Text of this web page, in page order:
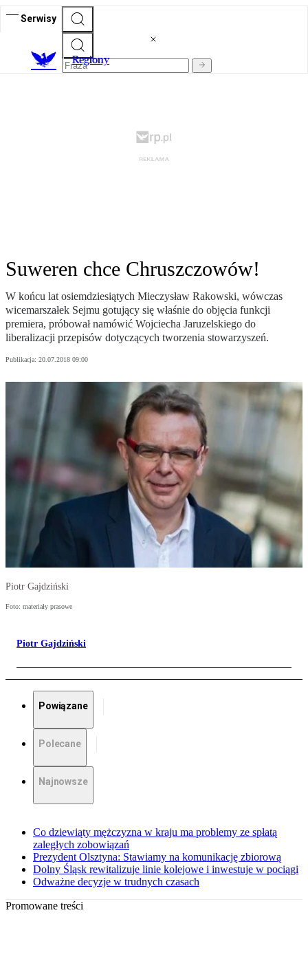
Serwisy
Regiony
Suweren chce Chruszczowów!
W końcu lat osiemdziesiątych Mieczysław Rakowski, wówczas
wicemarszałek Sejmu gotujący się właśnie do objęcia funkcji
premiera, próbował namówić Wojciecha Jaruzelskiego do
liberalizacji przepisów dotyczących tworzenia stowarzyszeń.
Publikacja: 20.07.2018 09:00
Piotr Gajdziński
Foto: materiały prasowe
Piotr Gajdziński
Powiązane
Polecane
Najnowsze
Co dziewiąty mężczyzna w kraju ma problemy ze spłatą
zaległych zobowiązań
Prezydent Olsztyna: Stawiamy na komunikację zbiorową
Dolny Śląsk rewitalizuje linie kolejowe i inwestuje w pociągi
Odważne decyzje w trudnych czasach
Promowane treści